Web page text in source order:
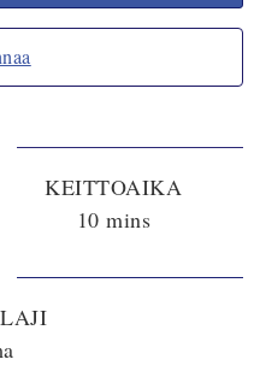
KEITTOAIKA
10minutes
mins